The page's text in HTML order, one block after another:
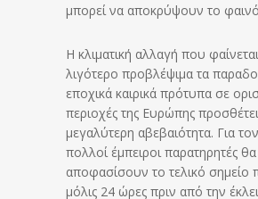
μπορεί να αποκρύψουν το
Η κλιματική αλλαγή που
λιγότερο προβλέψιμα τα
εποχικά καιρικά πρότυπα σε
περιοχές της Ευρώπης
μεγαλύτερη αβεβαιότητα. Για
πολλοί έμπειροι παρατηρητές θα
αποφασίσουν το τελικό σημείο
μόλις 24 ώρες πριν από την